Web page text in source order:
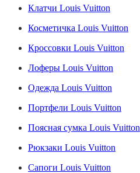
Клатчи Louis Vuitton
Косметичка Louis Vuitton
Кроссовки Louis Vuitton
Лоферы Louis Vuitton
Одежда Louis Vuitton
Портфели Louis Vuitton
Поясная сумка Louis Vuitton
Рюкзаки Louis Vuitton
Сапоги Louis Vuitton